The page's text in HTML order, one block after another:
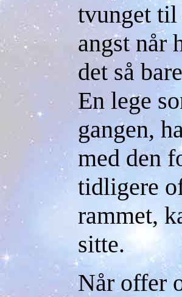
tvunget til
angst når
det så
En lege
gangen,
med den
tidligere
rammet,
sitte.
Når offer